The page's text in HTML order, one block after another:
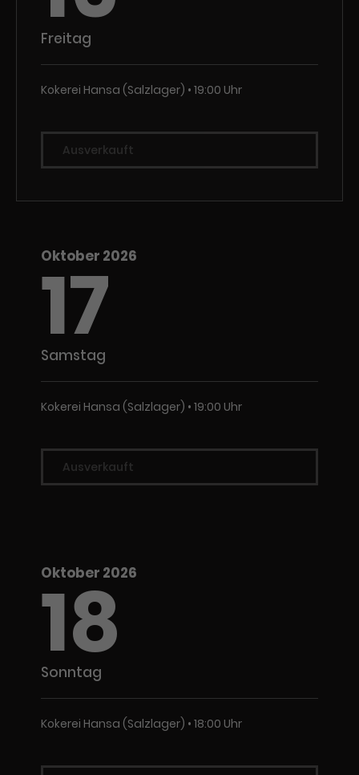
Freitag
Kokerei Hansa (Salzlager) 19:00 Uhr
Ausverkauft
Oktober 2026
17
Samstag
Kokerei Hansa (Salzlager) 19:00 Uhr
Ausverkauft
Oktober 2026
18
Sonntag
Kokerei Hansa (Salzlager) 18:00 Uhr